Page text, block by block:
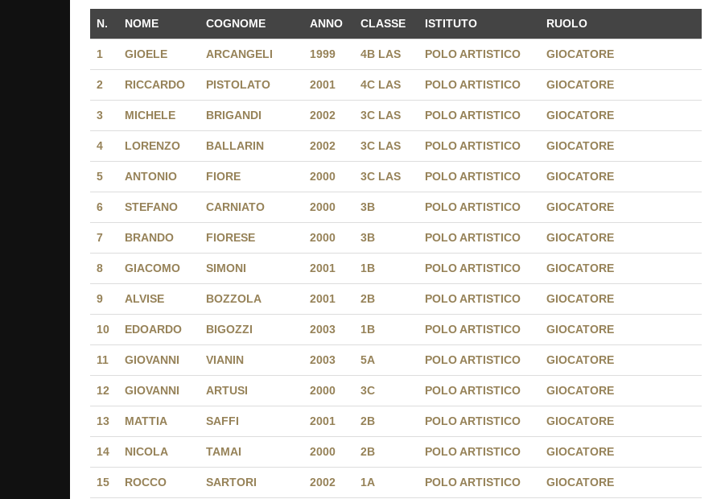
N. NOME COGNOME ANNO CLASSE ISTITUTO
RUOLO
1 GIOELE ARCANGELI 1999 4B LAS POLO ARTISTICO GIOCATORE
2 RICCARDO PISTOLATO 2001 4C LAS POLO ARTISTICO GIOCATORE
3 MICHELE BRIGANDI 2002 3C LAS POLO ARTISTICO GIOCATORE
4 LORENZO BALLARIN 2002 3C LAS POLO ARTISTICO GIOCATORE
5 ANTONIO FIORE 2000 3C LAS POLO ARTISTICO GIOCATORE
6 STEFANO CARNIATO 2000 3B POLO ARTISTICO GIOCATORE
7 BRANDO FIORESE 2000 3B POLO ARTISTICO GIOCATORE
8 GIACOMO SIMONI 2001 1B POLO ARTISTICO GIOCATORE
9 ALVISE BOZZOLA 2001 2B POLO ARTISTICO GIOCATORE
10 EDOARDO BIGOZZI 2003 1B POLO ARTISTICO GIOCATORE
11 GIOVANNI VIANIN 2003 5A POLO ARTISTICO GIOCATORE
12 GIOVANNI ARTUSI 2000 3C POLO ARTISTICO GIOCATORE
13 MATTIA SAFFI 2001 2B POLO ARTISTICO GIOCATORE
14 NICOLA TAMAI 2000 2B POLO ARTISTICO GIOCATORE
15 ROCCO SARTORI 2002 1A POLO ARTISTICO GIOCATORE